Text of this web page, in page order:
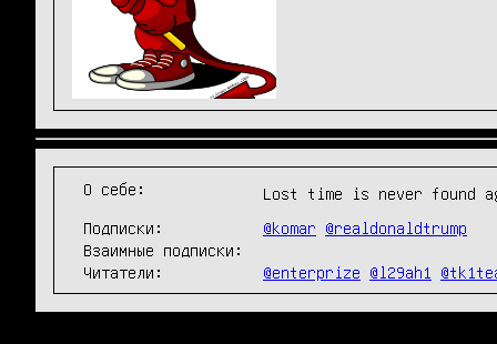
О себе:
Lost time is never found
Подписки:
@komar
@realdonaldtrump
Взаимные подписки:
Читатели:
@enterprize @l29ah1